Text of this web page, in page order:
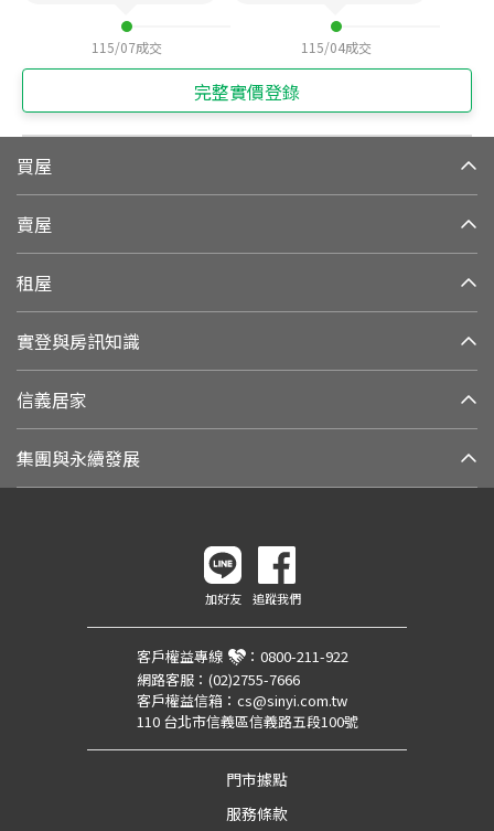
115/07成交 115/04成交
完整實價登錄
買屋
賣屋
租屋
實登與房訊知識
信義居家
集團與永續發展
加好友 追蹤我們
客戶權益專線 ： 0800-211-922
網路客服： (02)2755-7666
客戶權益信箱： cs@sinyi.com.tw
110 台北市信義區信義路五段100號
門市據點
服務條款